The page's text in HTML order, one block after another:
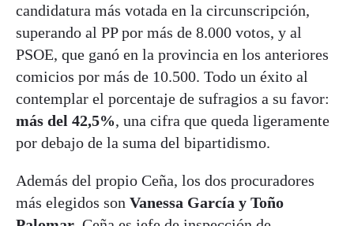
candidatura más votada en la circunscripción,
superando al PP por más de 8.000 votos, y al
PSOE, que ganó en la provincia en los anteriores
comicios por más de 10.500. Todo un éxito al
contemplar el porcentaje de sufragios a su favor:
más del 42,5%, una cifra que queda ligeramente
por debajo de la suma del bipartidismo.
Además del propio Ceña, los dos procuradores
más elegidos son Vanessa García y Toño